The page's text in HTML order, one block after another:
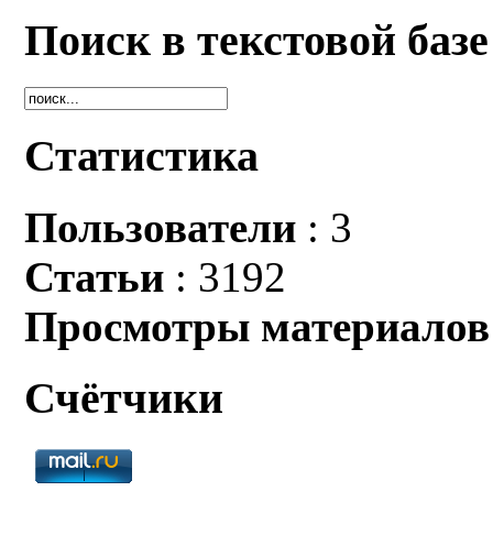
Поиск в текстовой базе
Статистика
Пользователи : 3
Статьи : 3192
Просмотры материалов
Счётчики